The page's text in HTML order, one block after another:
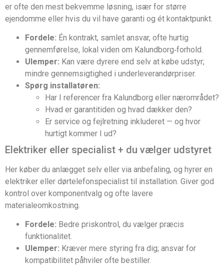
er ofte den mest bekvemme løsning, især for større
ejendomme eller hvis du vil have garanti og ét kontaktpunkt.
Fordele: Én kontrakt, samlet ansvar, ofte hurtig
gennemførelse, lokal viden om Kalundborg‑forhold.
Ulemper: Kan være dyrere end selv at købe udstyr;
mindre gennemsigtighed i underleverandørpriser.
Spørg installatøren:
Har I referencer fra Kalundborg eller nærområdet?
Hvad er garantitiden og hvad dækker den?
Er service og fejlretning inkluderet — og hvor
hurtigt kommer I ud?
Elektriker eller specialist + du vælger udstyret
Her køber du anlægget selv eller via anbefaling, og hyrer en
elektriker eller dørtelefonspecialist til installation. Giver god
kontrol over komponentvalg og ofte lavere
materialeomkostning.
Fordele: Bedre priskontrol, du vælger præcis
funktionalitet.
Ulemper: Kræver mere styring fra dig; ansvar for
kompatibilitet påhviler ofte bestiller.